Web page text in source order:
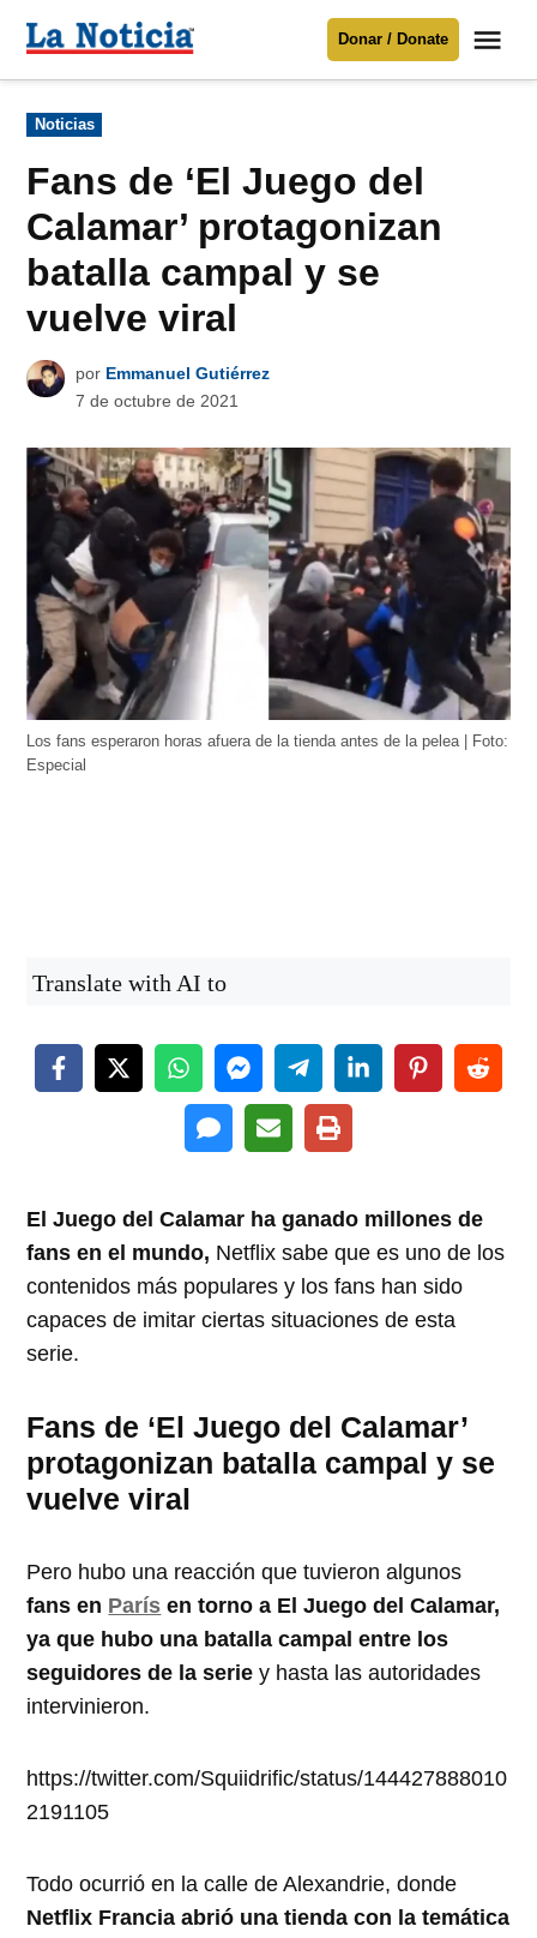
Para mantenerte informado necesitamos
Donar
contenido
Noticia
Donar / Donate
Publicado
en
Noticias
Fans de ‘El Juego del
Calamar’ protagonizan
batalla campal y se
vuelve viral
por Emmanuel Gutiérrez
7 de octubre de 2021
Los fans esperaron horas afuera de la tienda antes de la pelea | Foto:
Especial
Translate with AI to
El Juego del Calamar ha ganado millones de
fans en el mundo, Netflix sabe que es uno de los
contenidos más populares y los fans han sido
capaces de imitar ciertas situaciones de esta
serie.
Fans de ‘El Juego del Calamar’
protagonizan batalla campal y se
vuelve viral
Pero hubo una reacción que tuvieron algunos
fans en París en torno a El Juego del Calamar,
ya que hubo una batalla campal entre los
seguidores de la serie y hasta las autoridades
intervinieron.
https://twitter.com/Squiidrific/status/144427888010
2191105
Todo ocurrió en la calle de Alexandrie, donde
Netflix Francia abrió una tienda con la temática